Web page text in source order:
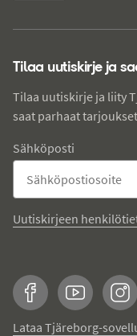
Tilaa uutiskirje ja
Tilaa uutiskirje ja liity
saat parhaat
Sähköposti
Uutiskirjeen
FacebookYouTube
Lataa Tjäreborg-